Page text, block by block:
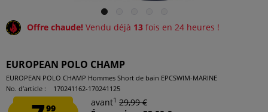
Offre chaude! Vendu déjà 13 fois en 24 heures !
EUROPEAN POLO CHAMP
EUROPEAN POLO CHAMP Hommes Short de bain EPCSWIM-MARINE
No. d’article :
170241162-170241125
99
avant1 29,99 €